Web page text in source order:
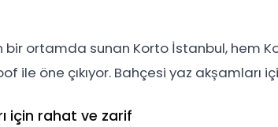
ortamda sunan Korto İstanbul, hem
ile öne çıkıyor. Bahçesi yaz akşamları
için rahat ve zarif